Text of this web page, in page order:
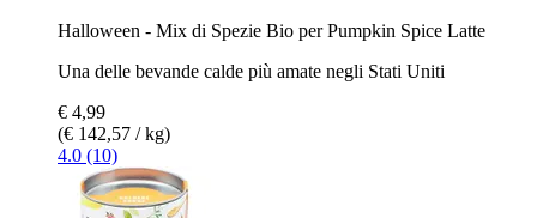
Halloween - Mix di Spezie Bio per Pumpkin Spice Latte
Una delle bevande calde più amate negli Stati Uniti
€ 4,99
(€ 142,57 / kg)
4.0 (10)